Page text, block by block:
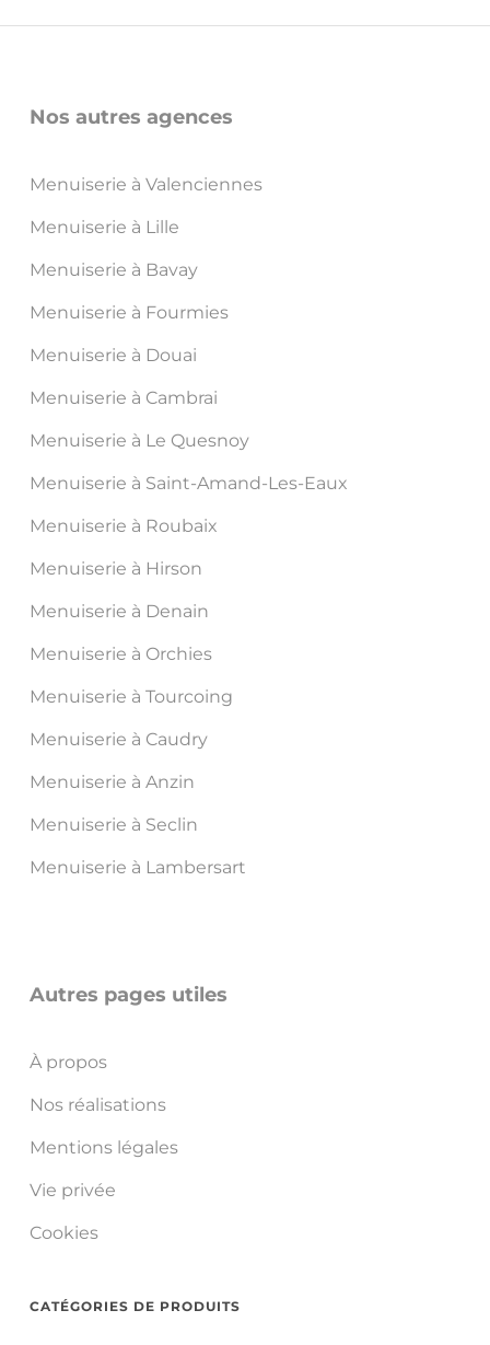
Nos autres agences
Menuiserie à Valenciennes
Menuiserie à Lille
Menuiserie à Bavay
Menuiserie à Fourmies
Menuiserie à Douai
Menuiserie à Cambrai
Menuiserie à Le Quesnoy
Menuiserie à Saint-Amand-Les-Eaux
Menuiserie à Roubaix
Menuiserie à Hirson
Menuiserie à Denain
Menuiserie à Orchies
Menuiserie à Tourcoing
Menuiserie à Caudry
Menuiserie à Anzin
Menuiserie à Seclin
Menuiserie à Lambersart
Autres pages utiles
À propos
Nos réalisations
Mentions légales
Vie privée
Cookies
CATÉGORIES DE PRODUITS